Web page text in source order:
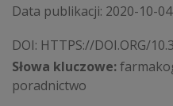
Data publikacji: 2020-10-04
DOI: HTTPS://DOI.ORG/
Słowa kluczowe:
poradnictwo